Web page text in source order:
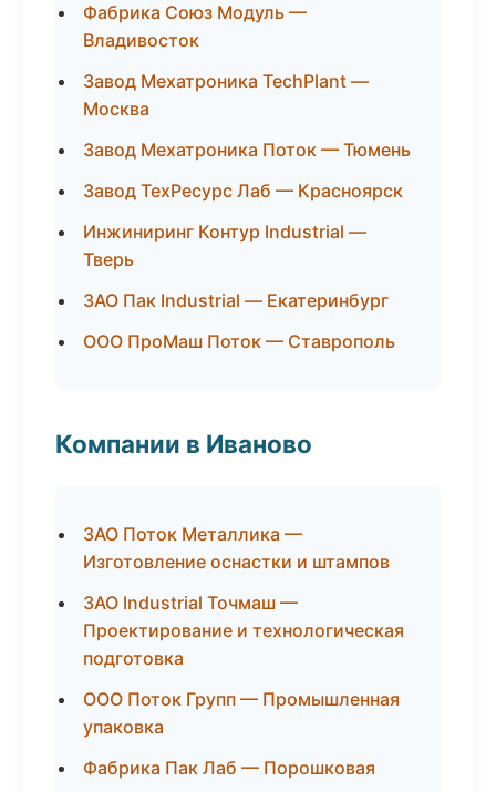
Фабрика Союз Модуль —
Владивосток
Завод Мехатроника TechPlant —
Москва
Завод Мехатроника Поток — Тюмень
Завод ТехРесурс Лаб — Красноярск
Инжиниринг Контур Industrial —
Тверь
ЗАО Пак Industrial — Екатеринбург
ООО ПроМаш Поток — Ставрополь
Компании в Иваново
ЗАО Поток Металлика —
Изготовление оснастки и штампов
ЗАО Industrial Точмаш —
Проектирование и технологическая
подготовка
ООО Поток Групп — Промышленная
упаковка
Фабрика Пак Лаб — Порошковая